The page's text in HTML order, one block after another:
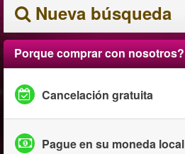
Nueva búsqueda
Porque comprar con nosotros?
Cancelación gratuita
Pague en su moneda local